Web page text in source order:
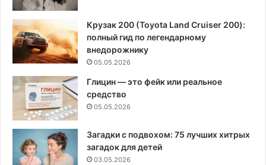
Крузак 200 (Toyota Land Cruiser 200):
полный гид по легендарному
внедорожнику
05.05.2026
Глицин — это фейк или реальное
средство
05.05.2026
Загадки с подвохом: 75 лучших хитрых
загадок для детей
03.05.2026